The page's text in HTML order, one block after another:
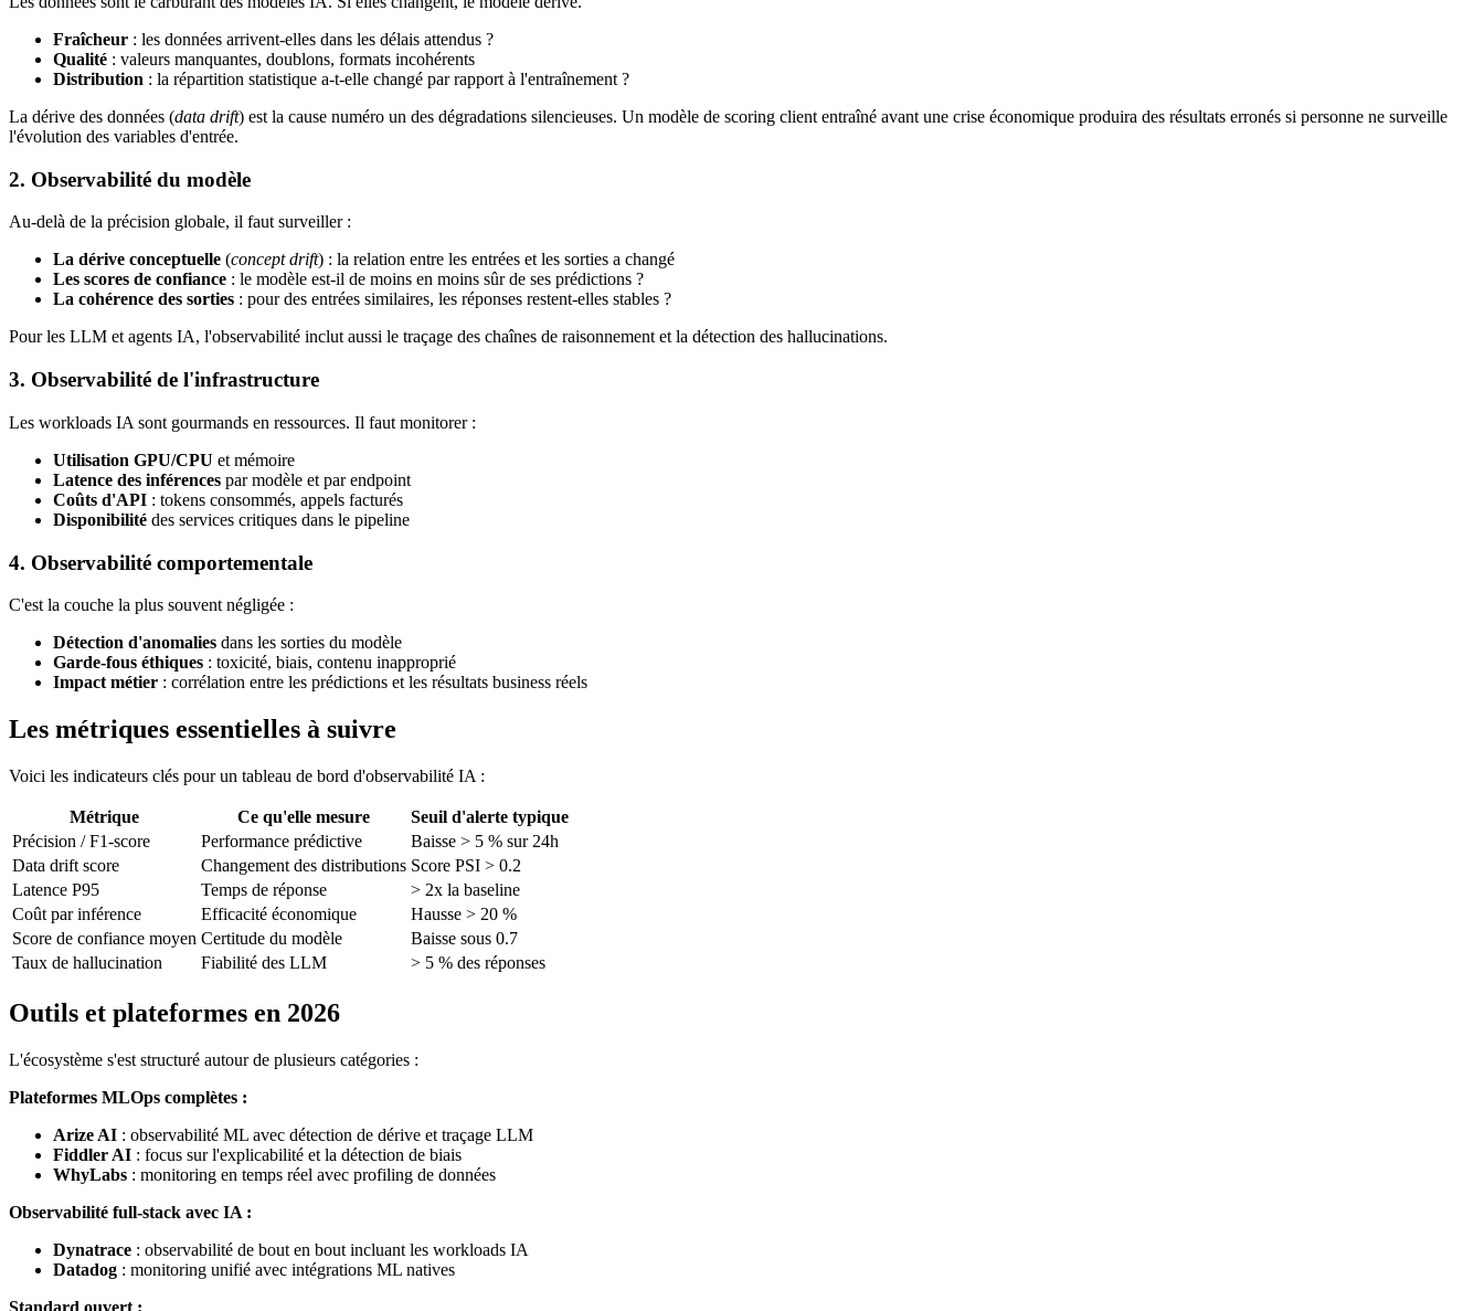
Fraîcheur : les données arrivent-elles dans les délais attendus ?
Qualité : valeurs manquantes, doublons, formats incohérents
Distribution : la répartition statistique a-t-elle changé par rapport à l'entraînement ?
La dérive des données (data drift) est la cause numéro un des dégradations silencieuses. Un modèle de scoring client entraîné avant une crise économique produira des résultats erronés si personne ne surveille
l'évolution des variables d'entrée.
2. Observabilité du modèle
Au-delà de la précision globale, il faut surveiller :
La dérive conceptuelle (concept drift) : la relation entre les entrées et les sorties a changé
Les scores de confiance : le modèle est-il de moins en moins sûr de ses prédictions ?
La cohérence des sorties : pour des entrées similaires, les réponses restent-elles stables ?
Pour les LLM et agents IA, l'observabilité inclut aussi le traçage des chaînes de raisonnement et la détection des hallucinations.
3. Observabilité de l'infrastructure
Les workloads IA sont gourmands en ressources. Il faut monitorer :
Utilisation GPU/CPU et mémoire
Latence des inférences par modèle et par endpoint
Coûts d'API : tokens consommés, appels facturés
Disponibilité des services critiques dans le pipeline
4. Observabilité comportementale
C'est la couche la plus souvent négligée :
Détection d'anomalies dans les sorties du modèle
Garde-fous éthiques : toxicité, biais, contenu inapproprié
Impact métier : corrélation entre les prédictions et les résultats business réels
Les métriques essentielles à suivre
Voici les indicateurs clés pour un tableau de bord d'observabilité IA :
Métrique Ce qu'elle mesure
Seuil d'alerte typique
Précision / F1-score
Performance prédictive
Baisse > 5 % sur 24h
Data drift score
Changement des distributions Score PSI > 0.2
Latence P95
Temps de réponse
> 2x la baseline
Coût par inférence
Efficacité économique
Hausse > 20 %
Score de confiance moyen Certitude du modèle
Baisse sous 0.7
Taux de hallucination
Fiabilité des LLM > 5 % des réponses
Outils et plateformes en 2026
L'écosystème s'est structuré autour de plusieurs catégories :
Plateformes MLOps complètes :
Arize AI : observabilité ML avec détection de dérive et traçage LLM
Fiddler AI : focus sur l'explicabilité et la détection de biais
WhyLabs : monitoring en temps réel avec profiling de données
Observabilité full-stack avec IA :
Dynatrace : observabilité de bout en bout incluant les workloads IA
Datadog : monitoring unifié avec intégrations ML natives
Standard ouvert :